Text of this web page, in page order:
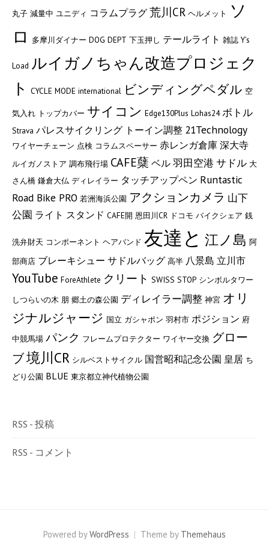
丸子 減量中 ユニディ コラムプラグ 荒川CR ヘルメット ソ
ロ
多摩川ダイナー DOG DEPT 下玉押し テールライト 雑誌 Y’s
Load ルイガノちゃん改造プロジェク
ト
CYCLE MODE international ビンディングペダル 空
気入れ トップカバー サイコン Edge130Plus Lohas24 ボトル
Strava パレスサイクリング トーイン調整 21Technology
ワイヤーチェーン 点検 コラムスペーサー 赤レンガ倉庫 深大寺
ルイガノストア 調布飛行場 CAFE蘖 ベル 羽田空港 サドル 大
さん橋 鎌倉大仏 ディレイラー タッチアップペン Runtastic
Road Bike PRO 若洲海浜公園 アクションカメラ 山下
公園 ライト スタンド CAFE開 恩田川CR ドコモ バイクシェア 銭
洗弁財天 コンポーネント ヘアバンド 友達と 江ノ島 阿
部商店 ブレーキシュー サドルバッグ 高半 八景島 立川市
YouTube ForeAthlete クリート SWISS STOP シンボルタワー
しつらいの木 朋 郷土の森公園 ディレイラー調整 神宮 オリ
ジナルジャージ 国立 ガシャポン 羽村市 ポジション 府
中競馬場 パンク フレームプロテクター ワイヤー交換 グロー
ブ境川CR シルベストサイクル 国営昭和記念公園 皇居 ち
どり公園 BLUE 東京都立神代植物公園
RSS - 投稿
RSS - コメント
Powered byWordPress | Theme by Themehaus